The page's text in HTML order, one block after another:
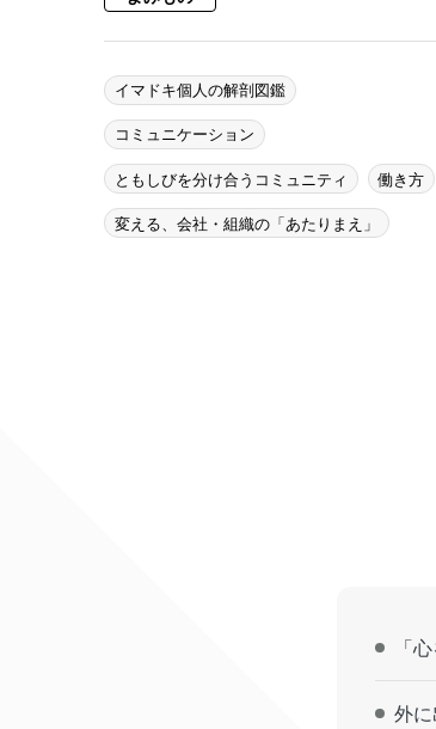
イマドキ個人の解剖図鑑
コミュニケーション
ともしびを分け合うコミュニティ 働き方
変える、会社・組織の「あたりまえ」
「
外